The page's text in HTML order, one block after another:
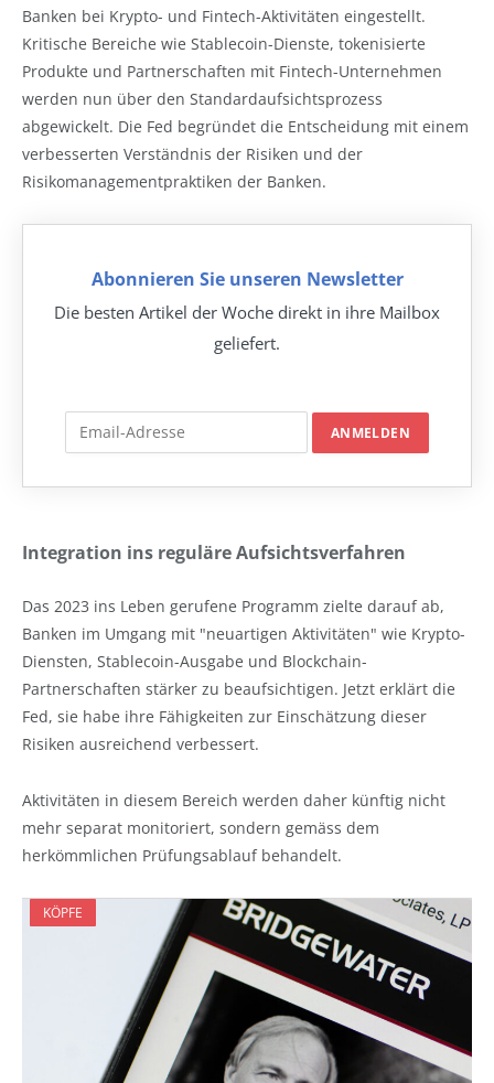
Banken bei Krypto- und Fintech-Aktivitäten eingestellt.
Kritische Bereiche wie Stablecoin-Dienste, tokenisierte
Produkte und Partnerschaften mit Fintech-Unternehmen
werden nun über den Standardaufsichtsprozess
abgewickelt. Die Fed begründet die Entscheidung mit einem
verbesserten Verständnis der Risiken und der
Risikomanagementpraktiken der Banken.
Abonnieren Sie unseren Newsletter
Die besten Artikel der Woche direkt in ihre Mailbox
geliefert.
Integration ins reguläre Aufsichtsverfahren
Das 2023 ins Leben gerufene Programm zielte darauf ab,
Banken im Umgang mit "neuartigen Aktivitäten" wie Krypto-
Diensten, Stablecoin-Ausgabe und Blockchain-
Partnerschaften stärker zu beaufsichtigen. Jetzt erklärt die
Fed, sie habe ihre Fähigkeiten zur Einschätzung dieser
Risiken ausreichend verbessert.
Aktivitäten in diesem Bereich werden daher künftig nicht
mehr separat monitoriert, sondern gemäss dem
herkömmlichen Prüfungsablauf behandelt.
KÖPFE